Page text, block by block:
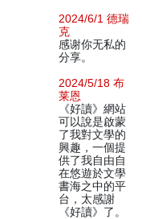
2024/6/1 德瑞
克
感谢你无私的
分享。
2024/5/18 布
莱恩
《好讀》網站
可以說是啟蒙
了我對文學的
興趣，一個提
供了我自由自
在悠遊於文學
書海之中的平
台，太感謝
《好讀》了。